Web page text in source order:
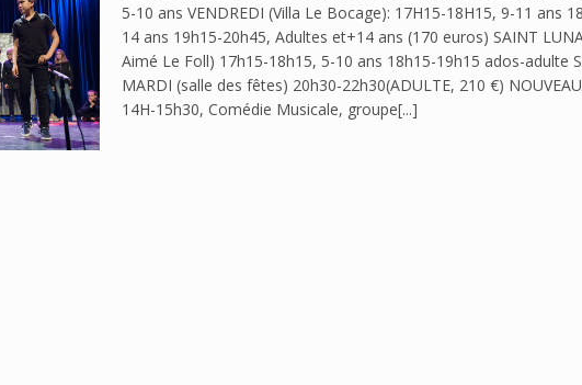
5-10 ans VENDREDI (Villa Le Bocage): 17H15-18H15, 9-11 ans
14 ans 19h15-20h45, Adultes et+14 ans (170 euros) SAINT
Aimé Le Foll) 17h15-18h15, 5-10 ans 18h15-19h15 ados-adulte
MARDI (salle des fêtes) 20h30-22h30(ADULTE, 210 €)
14H-15h30, Comédie Musicale, groupe[...]